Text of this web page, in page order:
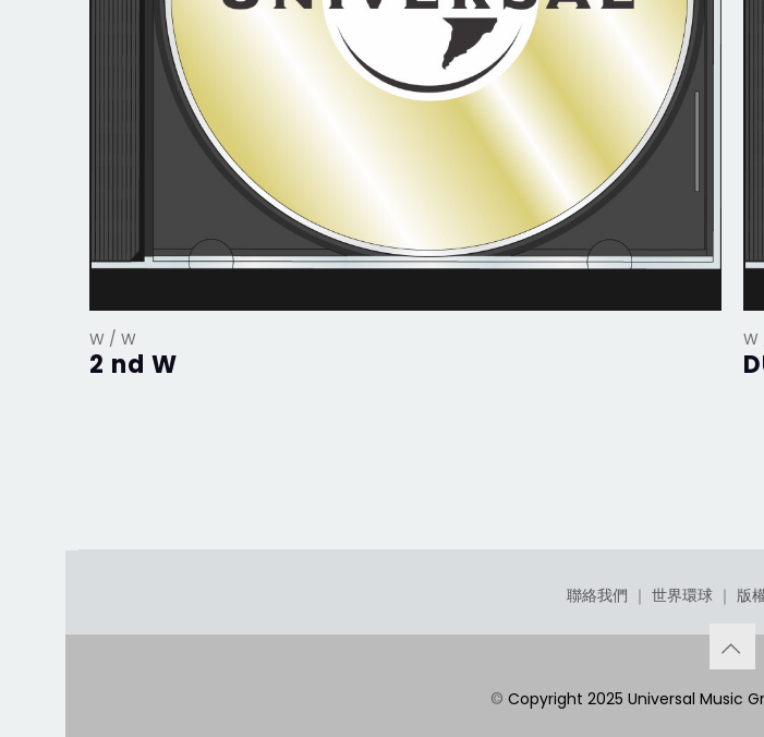
W / W
2 nd W
W
聯絡我們 ｜ 世界環球｜ 版
© Copyright 2025 Universal Music